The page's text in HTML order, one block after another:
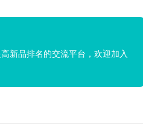
新品排名的交流平台，欢迎加入